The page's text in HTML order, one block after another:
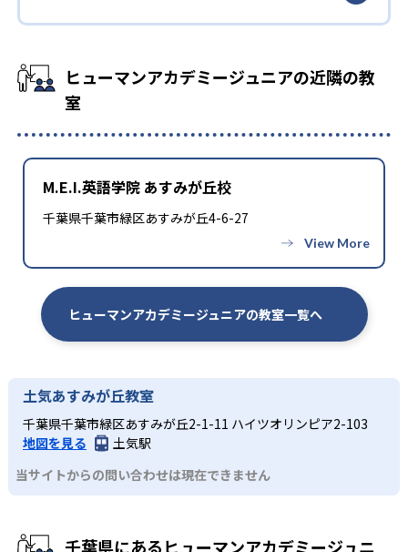
ヒューマンアカデミージュニアの近隣の教
室
M.E.I.英語学院 あすみが丘校
千葉県千葉市緑区あすみが丘4-6-27
ヒューマンアカデミージュニアの教室一覧へ
土気あすみが丘教室
千葉県千葉市緑区あすみが丘2-1-11 ハイツオリンピア2-103
地図を見る
土気駅
当サイトからの問い合わせは現在できません
千葉県にあるヒューマンアカデミージュニ